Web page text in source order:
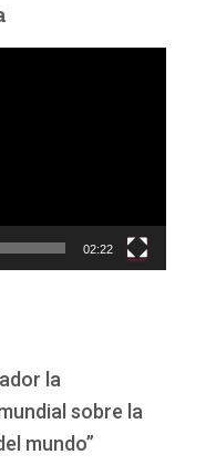
02:22
la
sobre la
mundo”